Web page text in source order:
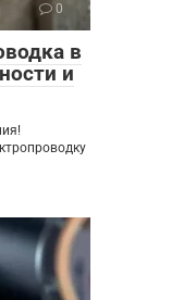
0
в
и